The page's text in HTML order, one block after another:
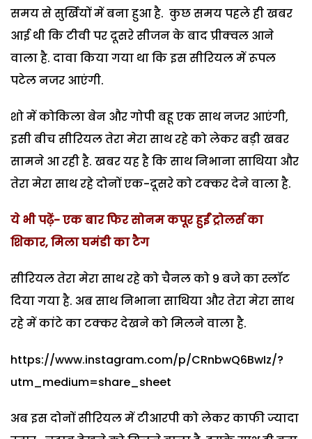
समय से सुर्खियों में बना हुआ है. कुछ समय पहले ही खबर
आई थी कि टीवी पर दूसरे सीजन के बाद प्रीक्वल आने
वाला है. दावा किया गया था कि इस सीरियल में रूपल
पटेल नजर आएंगी.
शो में कोकिला बेन और गोपी बहू एक साथ नजर आएंगी,
इसी बीच सीरियल तेरा मेरा साथ रहे को लेकर बड़ी खबर
सामने आ रही है. खबर यह है कि साथ निभाना साथिया और
तेरा मेरा साथ रहे दोनों एक-दूसरे को टक्कर देने वाला है.
ये भी पढ़ें- एक बार फिर सोनम कपूर हुईं ट्रोलर्स का
शिकार, मिला घमंडी का टैग
सीरियल तेरा मेरा साथ रहे को चैनल को 9 बजे का स्लॉट
दिया गया है. अब साथ निभाना साथिया और तेरा मेरा साथ
रहे में कांटे का टक्कर देखने को मिलने वाला है.
https://www.instagram.com/p/CRnbwQ6BwIz/?
utm_medium=share_sheet
अब इस दोनों सीरियल में टीआरपी को लेकर काफी ज्यादा